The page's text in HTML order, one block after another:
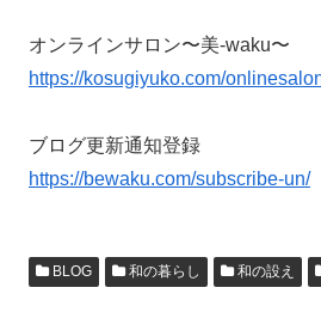
オンラインサロン〜美-waku〜
https://kosugiyuko.com/
ブログ更新通知登録
https://bewaku.com/subscribe-un/
BLOG 和の暮らし 和の設え